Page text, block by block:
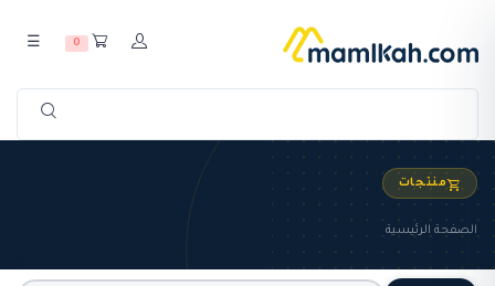
0
☰
منتجات
الصفحة الرئيسية